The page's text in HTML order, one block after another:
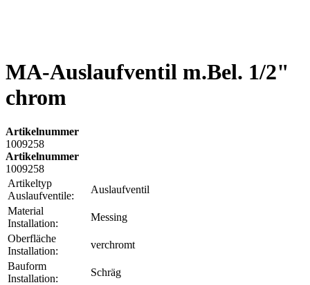
MA-Auslaufventil m.Bel. 1/2"
chrom
Artikelnummer
1009258
Artikelnummer
1009258
Artikeltyp
Auslaufventile:
Auslaufventil
Material
Installation:
Messing
Oberfläche
Installation:
verchromt
Bauform
Installation:
Schräg